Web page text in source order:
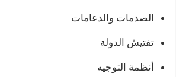
الصدمات والدعامات
تفتيش الدولة
أنظمة التوجيه